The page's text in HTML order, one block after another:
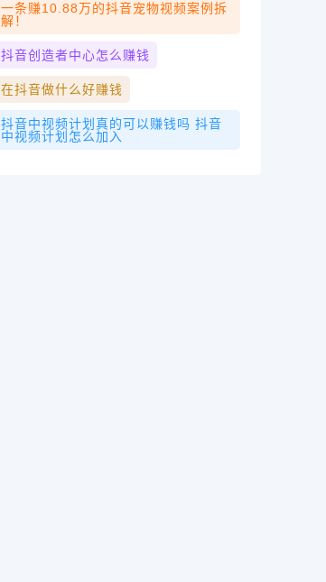
一条赚10.88万的抖音宠物视频案例拆
解！
抖音创造者中心怎么赚钱
在抖音做什么好赚钱
抖音中视频计划真的可以赚钱吗 抖音
中视频计划怎么加入